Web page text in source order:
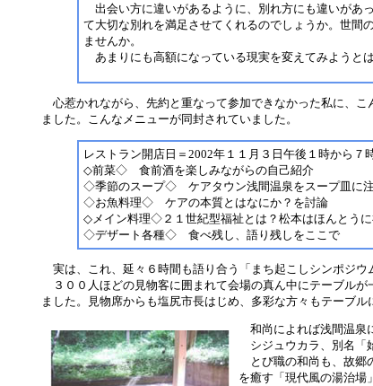
出会い方に違いがあるように、別れ方にも違いがあ
て大切な別れを満足させてくれるのでしょうか。世間
ませんか。
あまりにも高額になっている現実を変えてみようと
心惹かれながら、先約と重なって参加できなかった私に、
ました。こんなメニューが同封されていました。
レストラン開店日＝2002年１１月３日午後１時から７
◇前菜◇ 食前酒を楽しみながらの自己紹介
◇季節のスープ◇ ケアタウン浅間温泉をスープ皿に
◇お魚料理◇ ケアの本質とはなにか？を討論
◇メイン料理◇２１世紀型福祉とは？松本はほんとう
◇デザート各種◇ 食べ残し、語り残しをここで
実は、これ、延々６時間も語り合う「まち起こしシンポジウ
３００人ほどの見物客に囲まれて会場の真ん中にテーブル
ました。見物席からも塩尻市長はじめ、多彩な方々もテーブル
和尚によれば浅間温泉
シジュウカラ、別名「
とび職の和尚も、故郷
を癒す「現代風の湯治場